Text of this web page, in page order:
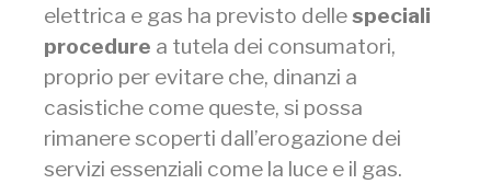
elettrica e gas ha previsto dellespeciali
procedure a tutela dei consumatori,
proprio per evitare che, dinanzi a
casistiche come queste, si possa
rimanere scoperti dall’erogazione dei
servizi essenziali come la luce e il gas.